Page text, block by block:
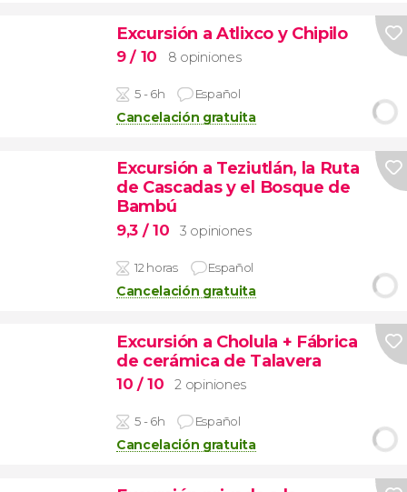
Excursión a Atlixco y Chipilo
9/ 10 8 opiniones
5 - 6h Español
Cancelación gratuita
Excursión a Teziutlán, la Ruta
de Cascadas y el Bosque de
Bambú
9,3 / 10 3 opiniones
12 horas Español
Cancelación gratuita
Excursión a Cholula + Fábrica
de cerámica de Talavera
10 / 10 2 opiniones
5 - 6h Español
Cancelación gratuita